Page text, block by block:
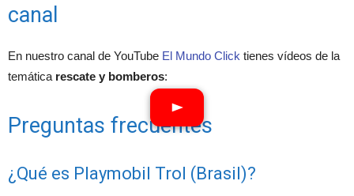
canal
En nuestro canal de YouTube El Mundo Click tienes vídeos de la
temática rescate y bomberos:
Preguntas frecuentes
¿Qué es Playmobil Trol (Brasil)?